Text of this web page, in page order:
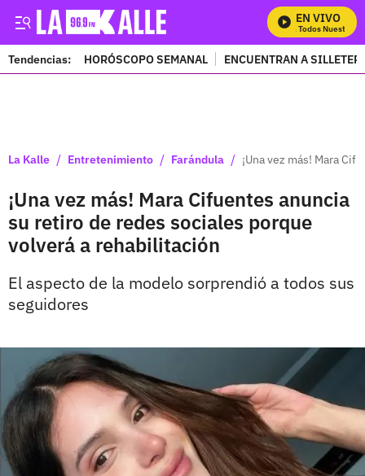
EN VIVO
Mira Todos Nuestros
Tendencias: HORÓSCOPO SEMANAL ENCUENTRAN A
La Kalle / Entretenimiento / Farándula / ¡Una vez más! Mara
¡Una vez más! Mara Cifuentes anuncia
su retiro de redes sociales porque
volverá a rehabilitación
El aspecto de la modelo sorprendió a todos sus
seguidores